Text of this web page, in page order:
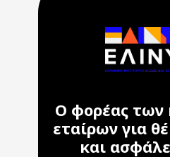
Ο φορέας των
εταίρων για
και